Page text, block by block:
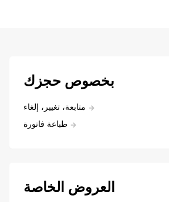
بخصوص حجزك
متابعة، تغيير، إلغاء
طباعة فاتورة
العروض الخاصة